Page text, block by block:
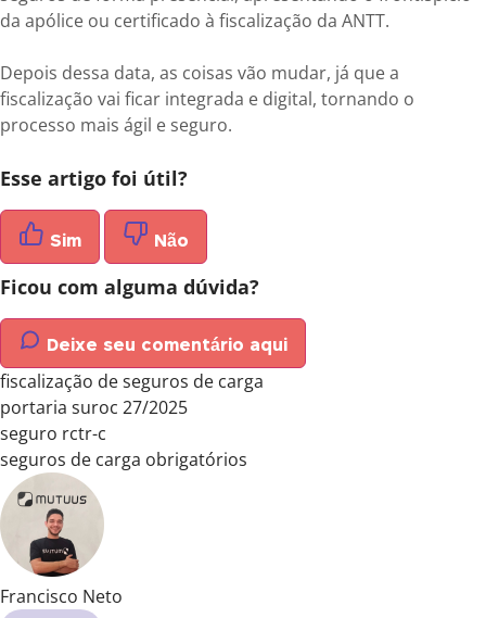
da apólice ou certificado à fiscalização da ANTT.
Depois dessa data, as coisas vão mudar, já que a
fiscalização vai ficar integrada e digital, tornando o
processo mais ágil e seguro.
Esse artigo foi útil?
Sim Não
Ficou com alguma dúvida?
Deixe seu comentário aqui
fiscalização de seguros de carga
portaria suroc 27/2025
seguro rctr-c
seguros de carga obrigatórios
Francisco Neto